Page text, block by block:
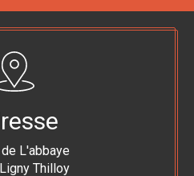
L'abbaye
Thilloy